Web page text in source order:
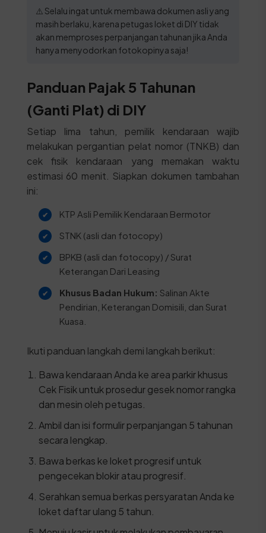
⚠️ Selalu ingat untuk membawa dokumen asli yang
masih berlaku, karena petugas loket di DIY tidak
akan memproses perpanjangan tahunan jika Anda
hanya menyodorkan fotokopinya saja!
Panduan Pajak 5 Tahunan
(Ganti Plat) di DIY
Setiap lima tahun, pemilik kendaraan wajib
melakukan pergantian pelat nomor (TNKB) dan
cek fisik kendaraan yang memakan waktu
estimasi 60 menit. Siapkan dokumen tambahan
ini:
KTP Asli Pemilik Kendaraan Bermotor
STNK (asli dan fotocopy)
BPKB (asli dan fotocopy) / Surat
Keterangan Dari Leasing
Khusus Badan Hukum: Salinan Akte
Pendirian, Keterangan Domisili, dan Surat
Kuasa.
Ikuti panduan langkah demi langkah berikut:
Bawa kendaraan Anda ke area parkir khusus
Cek Fisik untuk prosedur gesek nomor rangka
dan mesin oleh petugas.
Ambil dan isi formulir perpanjangan 5 tahunan
secara lengkap.
Bawa berkas ke loket progresif untuk
pengecekan blokir atau progresif.
Serahkan semua berkas persyaratan Anda ke
loket daftar ulang 5 tahun.